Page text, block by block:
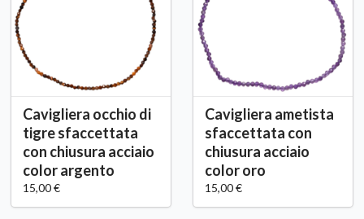
Cavigliera occhio di
tigre sfaccettata
con chiusura acciaio
color argento
15,00 €
Cavigliera ametista
sfaccettata con
chiusura acciaio
color oro
15,00 €